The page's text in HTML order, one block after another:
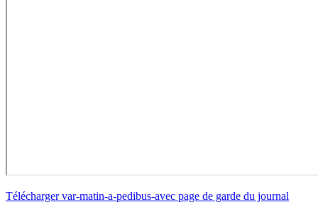
Télécharger var-matin-a-pedibus-avec page de garde du journal